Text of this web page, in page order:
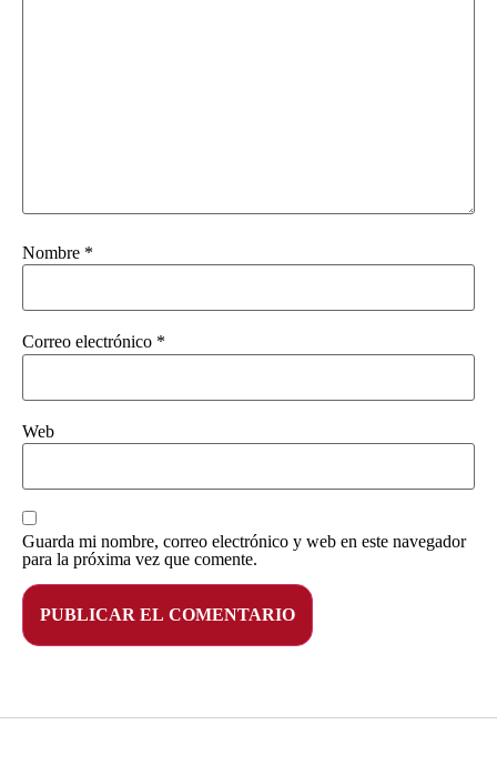
Nombre *
Correo electrónico *
Web
Guarda mi nombre, correo electrónico y web en este navegador
para la próxima vez que comente.